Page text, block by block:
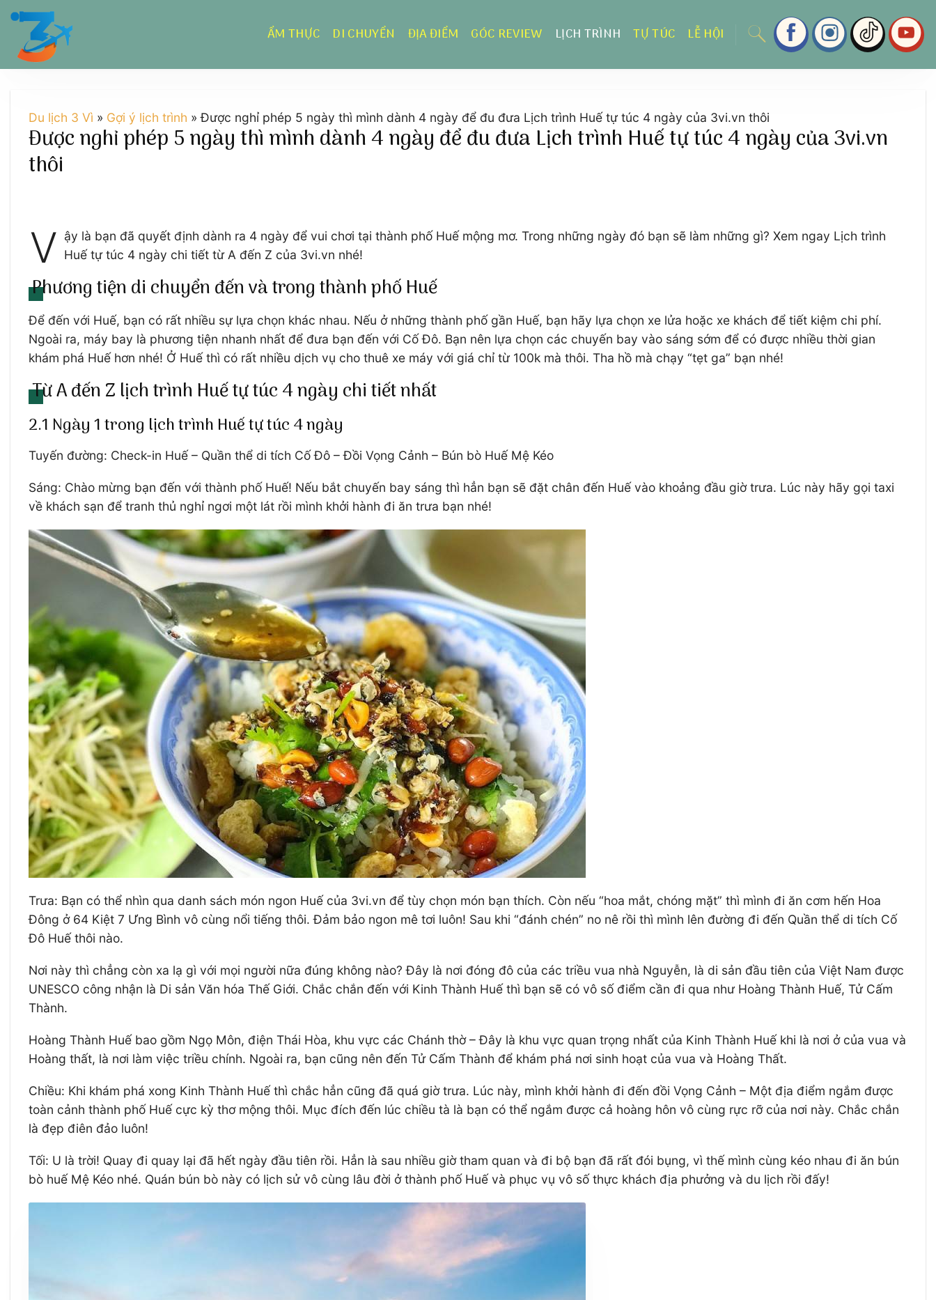
Chuyển
dung
ẨM THỰC DI CHUYỂN ĐỊA ĐIỂM GÓC REVIEW LỊCH TRÌNH TỰ TÚC LỄ HỘI
Du lịch 3 Vì » Gợi ý lịch trình »Được nghỉ phép 5 ngày thì mình dành 4 ngày để đu đưa Lịch trình Huế tự túc 4 ngày của 3vi.vn thôi
Được nghỉ phép 5 ngày thì mình dành 4 ngày để đu đưa Lịch trình Huế tự túc 4 ngày của 3vi.vn
thôi
V ậy là bạn đã quyết định dành ra 4 ngày để vui chơi tại thành phố Huế mộng mơ. Trong những ngày đó bạn sẽ làm những gì? Xem ngay Lịch trình
Huế tự túc 4 ngày chi tiết từ A đến Z của 3vi.vn nhé!
Phương tiện di chuyển đến và trong thành phố Huế
Để đến với Huế, bạn có rất nhiều sự lựa chọn khác nhau. Nếu ở những thành phố gần Huế, bạn hãy lựa chọn xe lửa hoặc xe khách để tiết kiệm chi phí.
Ngoài ra, máy bay là phương tiện nhanh nhất để đưa bạn đến với Cố Đô. Bạn nên lựa chọn các chuyến bay vào sáng sớm để có được nhiều thời gian
khám phá Huế hơn nhé! Ở Huế thì có rất nhiều dịch vụ cho thuê xe máy với giá chỉ từ 100k mà thôi. Tha hồ mà chạy “tẹt ga” bạn nhé!
Từ A đến Z lịch trình Huế tự túc 4 ngày chi tiết nhất
2.1 Ngày 1 trong lịch trình Huế tự túc 4 ngày
Tuyến đường: Check-in Huế – Quần thể di tích Cố Đô – Đồi Vọng Cảnh – Bún bò Huế Mệ Kéo
Sáng: Chào mừng bạn đến với thành phố Huế! Nếu bắt chuyến bay sáng thì hẳn bạn sẽ đặt chân đến Huế vào khoảng đầu giờ trưa. Lúc này hãy gọi taxi
về khách sạn để tranh thủ nghỉ ngơi một lát rồi mình khởi hành đi ăn trưa bạn nhé!
Trưa: Bạn có thể nhìn qua danh sách món ngon Huế của 3vi.vn để tùy chọn món bạn thích. Còn nếu “hoa mắt, chóng mặt” thì mình đi ăn cơm hến Hoa
Đông ở 64 Kiệt 7 Ưng Bình vô cùng nổi tiếng thôi. Đảm bảo ngon mê tơi luôn! Sau khi “đánh chén” no nê rồi thì mình lên đường đi đến Quần thể di tích Cố
Đô Huế thôi nào.
Nơi này thì chẳng còn xa lạ gì với mọi người nữa đúng không nào? Đây là nơi đóng đô của các triều vua nhà Nguyễn, là di sản đầu tiên của Việt Nam được
UNESCO công nhận là Di sản Văn hóa Thế Giới. Chắc chắn đến với Kinh Thành Huế thì bạn sẽ có vô số điểm cần đi qua như Hoàng Thành Huế, Tử Cấm
Thành.
Hoàng Thành Huế bao gồm Ngọ Môn, điện Thái Hòa, khu vực các Chánh thờ – Đây là khu vực quan trọng nhất của Kinh Thành Huế khi là nơi ở của vua và
Hoàng thất, là nơi làm việc triều chính. Ngoài ra, bạn cũng nên đến Tử Cấm Thành để khám phá nơi sinh hoạt của vua và Hoàng Thất.
Chiều: Khi khám phá xong Kinh Thành Huế thì chắc hẳn cũng đã quá giờ trưa. Lúc này, mình khởi hành đi đến đồi Vọng Cảnh – Một địa điểm ngắm được
toàn cảnh thành phố Huế cực kỳ thơ mộng thôi. Mục đích đến lúc chiều tà là bạn có thể ngắm được cả hoàng hôn vô cùng rực rỡ của nơi này. Chắc chắn
là đẹp điên đảo luôn!
Tối: U là trời! Quay đi quay lại đã hết ngày đầu tiên rồi. Hẳn là sau nhiều giờ tham quan và đi bộ bạn đã rất đói bụng, vì thế mình cùng kéo nhau đi ăn bún
bò huế Mệ Kéo nhé. Quán bún bò này có lịch sử vô cùng lâu đời ở thành phố Huế và phục vụ vô số thực khách địa phưởng và du lịch rồi đấy!